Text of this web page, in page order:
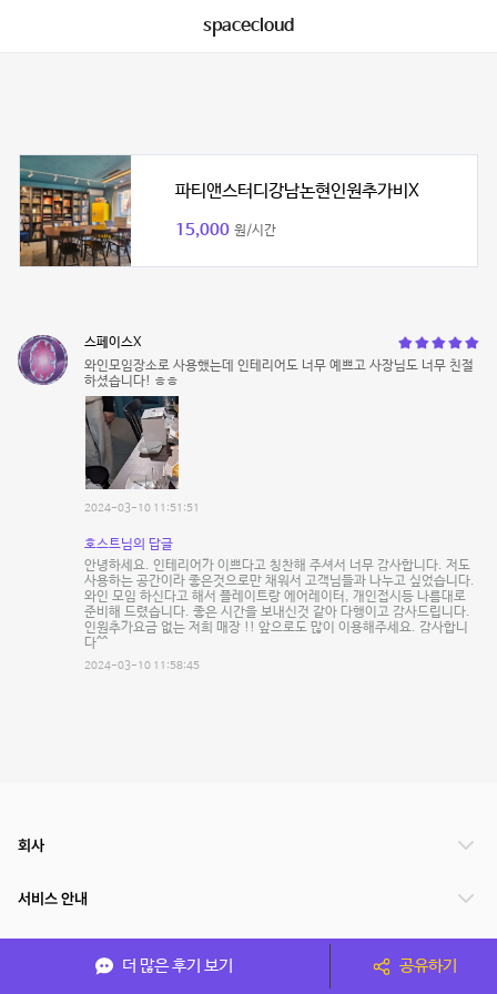
spacecloud
파티앤스터디강남논현인원추가비X
15,000 원/시간
스페이스X
와인모임장소로 사용했는데 인테리어도 너무 예쁘고 사장님도 너무 친절
하셨습니다! ㅎㅎ
2024-03-10 11:51:51
호스트님의 답글
안녕하세요. 인테리어가 이쁘다고 칭찬해 주셔서 너무 감사합니다. 저도
사용하는 공간이라 좋은것으로만 채워서 고객님들과 나누고 싶었습니다.
와인 모임 하신다고 해서 플레이트랑 에어레이터, 개인접시등 나름대로
준비해 드렸습니다. 좋은 시간을 보내신것 같아 다행이고 감사드립니다.
인원추가요금 없는 저희 매장 !! 앞으로도 많이 이용해주세요. 감사합니
다^^
2024-03-10 11:58:45
더 많은 후기 보기 공유하기
회사
서비스 안내